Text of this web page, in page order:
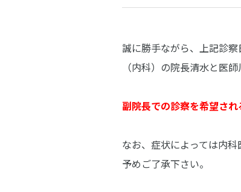
誠に勝手ながら、上記診
（内科）の院長清水と医
副院長での診察を希望さ
なお、症状によっては内
予めご了承下さい。